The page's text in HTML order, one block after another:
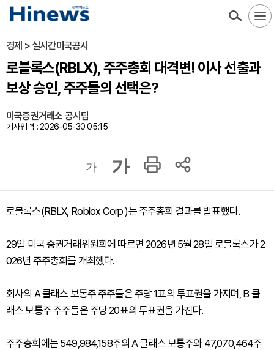
경제 > 실시간미국공시
로블록스(RBLX), 주주총회 대격변! 이사 선출과
보상 승인, 주주들의 선택은?
미국증권거래소 공시팀
기사입력 : 2026-05-30 05:15
가 가
로블록스(RBLX, Roblox Corp )는 주주총회 결과를 발표했다.
29일 미국 증권거래위원회에 따르면 2026년 5월 28일 로블록스가 2
026년 주주총회를 개최했다.
회사의 A 클래스 보통주 주주들은 주당 1표의 투표권을 가지며, B 클
래스 보통주 주주들은 주당 20표의 투표권을 가진다.
주주총회에는 549,984,158주의 A 클래스 보통주와 47,070,464주